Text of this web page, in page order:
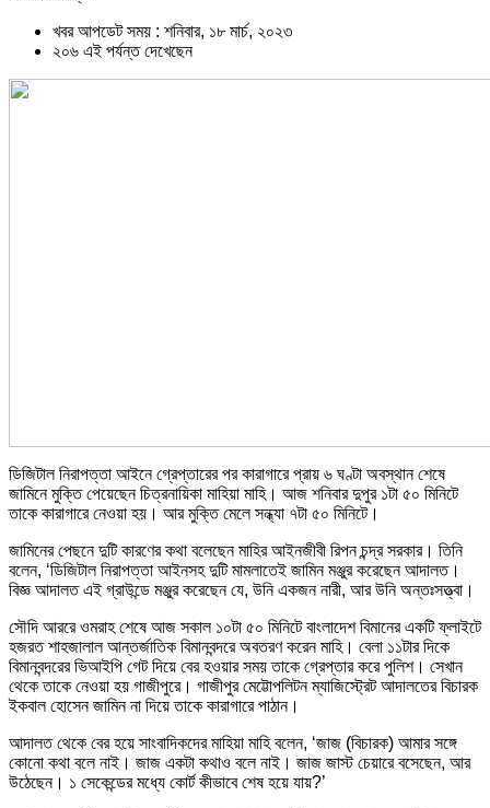
খবর আপডেট সময় : শনিবার, ১৮ মার্চ, ২০২৩
২০৬ এই পর্যন্ত দেখেছেন
ডিজিটাল নিরাপত্তা আইনে গ্রেপ্তারের পর কারাগারে প্রায় ৬ ঘণ্টা অবস্থান শেষে
জামিনে মুক্তি পেয়েছেন চিত্রনায়িকা মাহিয়া মাহি। আজ শনিবার দুপুর ১টা ৫০ মিনিটে
তাকে কারাগারে নেওয়া হয়। আর মুক্তি মেলে সন্ধ্যা ৭টা ৫০ মিনিটে।
জামিনের পেছনে দুটি কারণের কথা বলেছেন মাহির আইনজীবী রিপন চন্দ্র সরকার। তিনি
বলেন, ‘ডিজিটাল নিরাপত্তা আইনসহ দুটি মামলাতেই জামিন মঞ্জুর করেছেন আদালত।
বিজ্ঞ আদালত এই গ্রাউন্ডে মঞ্জুর করেছেন যে, উনি একজন নারী, আর উনি অন্তঃসত্ত্বা।
সৌদি আররে ওমরাহ শেষে আজ সকাল ১০টা ৫০ মিনিটে বাংলাদেশ বিমানের একটি ফ্লাইটে
হজরত শাহজালাল আন্তর্জাতিক বিমানবন্দরে অবতরণ করেন মাহি। বেলা ১১টার দিকে
বিমানবন্দরের ভিআইপি গেট দিয়ে বের হওয়ার সময় তাকে গ্রেপ্তার করে পুলিশ। সেখান
থেকে তাকে নেওয়া হয় গাজীপুরে। গাজীপুর মেট্টোপলিটন ম্যাজিস্ট্রেট আদালতের বিচারক
ইকবাল হোসেন জামিন না দিয়ে তাকে কারাগারে পাঠান।
আদালত থেকে বের হয়ে সাংবাদিকদের মাহিয়া মাহি বলেন, ‘জাজ (বিচারক) আমার সঙ্গে
কোনো কথা বলে নাই। জাজ একটা কথাও বলে নাই। জাজ জাস্ট চেয়ারে বসেছেন, আর
উঠেছেন। ১ সেকেন্ডের মধ্যে কোর্ট কীভাবে শেষ হয়ে যায়?’